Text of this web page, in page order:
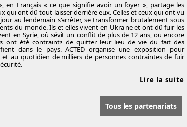
en Français « ce que signifie avoir un foyer », partage les
qui ont dû tout laisser derrière eux. Celles et ceux qui ont vu
au lendemain s'arrêter, se transformer brutalement sous
du monde. Ils et elles vivent en Ukraine et ont dû fuir les
en Syrie, où sévit un conflit de plus de 12 ans, ou encore
ont été contraints de quitter leur lieu de vie du fait des
dans le pays. ACTED organise une exposition pour
et au quotidien de milliers de personnes contraintes de fuir
Lire la suite
Tous les partenariats